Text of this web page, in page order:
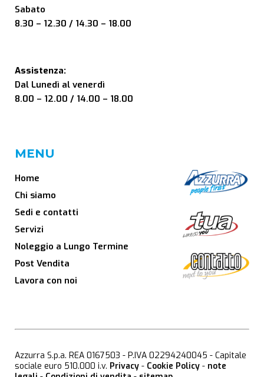
Sabato
8.30 – 12.30 / 14.30 – 18.00
Assistenza:
Dal Lunedì al venerdì
8.00 – 12.00 / 14.00 – 18.00
MENU
Home
Chi siamo
Sedi e contatti
Servizi
Noleggio a Lungo Termine
Post Vendita
Lavora con noi
Azzurra S.p.a. REA 0167503 - P.IVA 02294240045 - Capitale
sociale euro 510.000 i.v. Privacy - Cookie Policy - note